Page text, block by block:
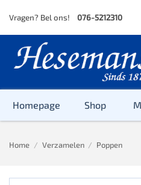
content
Vragen? Bel ons! 076-5212310
Homepage Shop
Home / Verzamelen / Poppen